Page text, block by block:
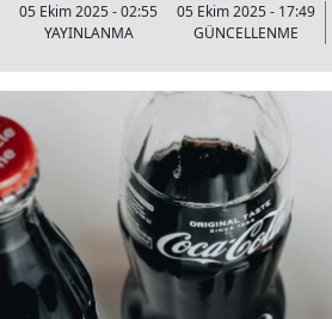
05 Ekim 2025 - 02:55
YAYINLANMA
05 Ekim 2025 - 17:49
GÜNCELLENME